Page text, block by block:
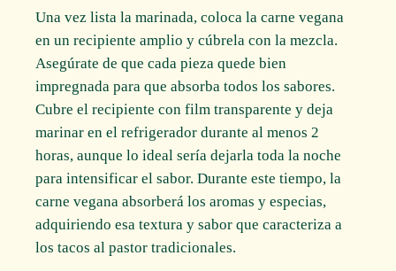
Una vez lista la marinada, coloca la carne vegana
en un recipiente amplio y cúbrela con la mezcla.
Asegúrate de que cada pieza quede bien
impregnada para que absorba todos los sabores.
Cubre el recipiente con film transparente y deja
marinar en el refrigerador durante al menos 2
horas, aunque lo ideal sería dejarla toda la noche
para intensificar el sabor. Durante este tiempo, la
carne vegana absorberá los aromas y especias,
adquiriendo esa textura y sabor que caracteriza a
los tacos al pastor tradicionales.